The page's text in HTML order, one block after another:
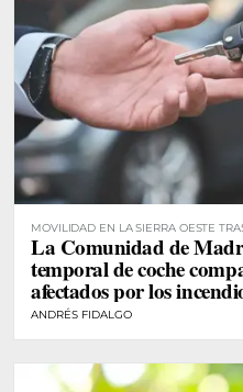
MOVILIDAD EN LA SIERRA OESTE
La Comunidad de
temporal de coche
afectados por los
ANDRÉS FIDALGO